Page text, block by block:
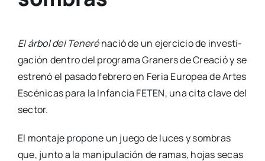
Escé­ni­cas para la Infan­cia FETEN, una cita cla­ve del
El mon­ta­je pro­po­ne un jue­go de luces y som­bras
que, jun­to a la mani­pu­la­ción de ramas, hojas secas
y todo tipo de reli­quias obte­ni­das de la natu­ra­le­za,
com­po­ne para la vis­ta aque­llo que va narran­do la
do­ra, capaz de cons­truir des­de la sen­ci­llez todo
un ima­gi­na­rio por el que des­fi­lan temas uni­ver­